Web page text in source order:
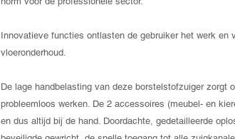
Innovatieve functies ontlasten de gebruiker het werk en
vloeronderhoud.
De lage handbelasting van deze borstelstofzuiger zorgt
probleemloos werken. De 2 accessoires (meubel- en
en dus altijd bij de hand. Doordachte, gedetailleerde